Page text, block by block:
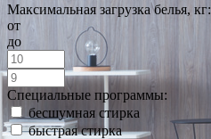
Максимальная загрузка белья, кг:
от
до
Специальные программы:
бесшумная стирка
быстрая стирка